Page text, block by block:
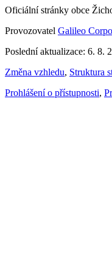
Oficiální stránky obce
Provozovatel Galileo
Poslední aktualizace: 6. 8.
Změna vzhledu, Struktura
Prohlášení o přístupnosti,